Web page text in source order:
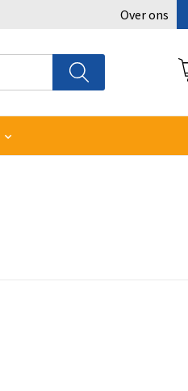
Over ons